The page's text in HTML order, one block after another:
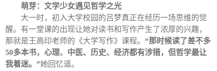
萌芽：文学少女遇见哲学之光
大一时，初入大学校园的吕梦真正在经历一场思维的觉
醒。有一堂课的出现让她对读书和写作产生了浓厚的兴趣，
那就是王高印老师的《大学写作》课程。“那时候读了差不多
50多本书，心理、中医、历史、经济都有涉猎，但哲学最让
我着迷。”她回忆道。